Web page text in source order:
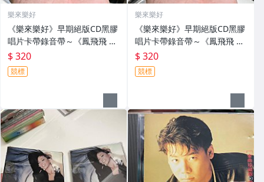
樂來樂好
《樂來樂好》早期絕版CD黑膠
唱片卡帶錄音帶～《鳳飛飛 珍
藏版 上卷》早期台灣版CD～
片優～
$ 320
競標
樂來樂好
《樂來樂好》早期絕版CD黑膠
唱片卡帶錄音帶～《鳳飛飛 珍
藏版 下卷》早期台灣版CD～
片優～
$ 320
競標